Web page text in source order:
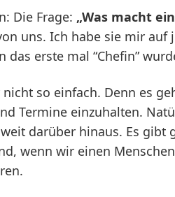
Die Frage: „Was macht
uns. Ich habe sie mir auf
das erste mal “Chefin”
so einfach. Denn es
Termine einzuhalten.
darüber hinaus. Es gibt
wenn wir einen